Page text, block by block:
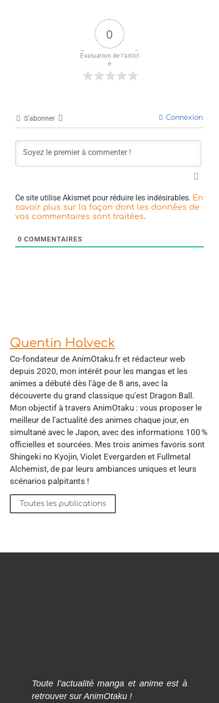
0
Évaluation de l'articl
e
S’abonner Connexion
Ce site utilise Akismet pour réduire les indésirables. En
savoir plus sur la façon dont les données de
vos commentaires sont traitées.
0 COMMENTAIRES
Quentin Holveck
Co-fondateur de AnimOtaku.fr et rédacteur web
depuis 2020, mon intérêt pour les mangas et les
animes a débuté dès l'âge de 8 ans, avec la
découverte du grand classique qu'est Dragon Ball.
Mon objectif à travers AnimOtaku : vous proposer le
meilleur de l'actualité des animes chaque jour, en
simultané avec le Japon, avec des informations 100 %
officielles et sourcées. Mes trois animes favoris sont
Shingeki no Kyojin, Violet Evergarden et Fullmetal
Alchemist, de par leurs ambiances uniques et leurs
scénarios palpitants !
Toutes les publications
Toute l’actualité manga et anime est à
retrouver sur AnimOtaku !